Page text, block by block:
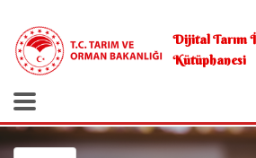
Dijital Tarım
Kütüphanesi